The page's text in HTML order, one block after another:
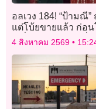
อลเวง 184! “ป้ามณี”
แต่โบ้ยขายแล้ว ก่อน
เปลี่ยนคำพูด ทำ “พี่ห
4 สิงหาคม 2569